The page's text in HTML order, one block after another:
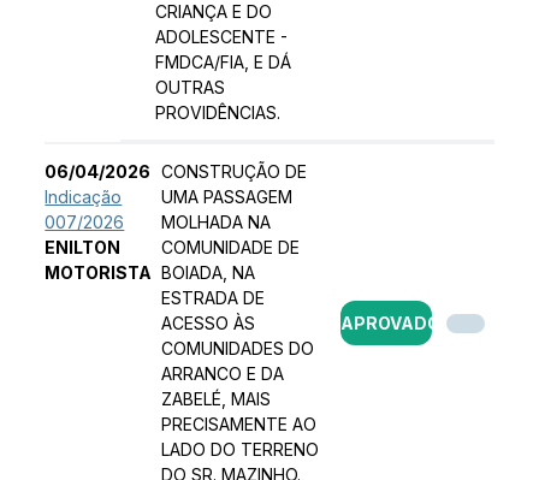
CRIANÇA E DO
ADOLESCENTE -
FMDCA/FIA, E DÁ
OUTRAS
PROVIDÊNCIAS.
06/04/2026
Indicação
007/2026
ENILTON
MOTORISTA
CONSTRUÇÃO DE
UMA PASSAGEM
MOLHADA NA
COMUNIDADE DE
BOIADA, NA
ESTRADA DE
ACESSO ÀS
COMUNIDADES DO
ARRANCO E DA
ZABELÉ, MAIS
PRECISAMENTE AO
LADO DO TERRENO
DO SR. MAZINHO.
APROVADO